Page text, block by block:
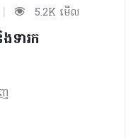
| 5.2K មើល
ទារក​